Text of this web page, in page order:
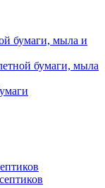
бумаги, мыла и
бумаги, мыла